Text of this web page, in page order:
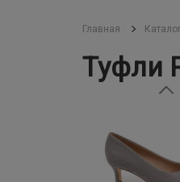
Главная
Туфли